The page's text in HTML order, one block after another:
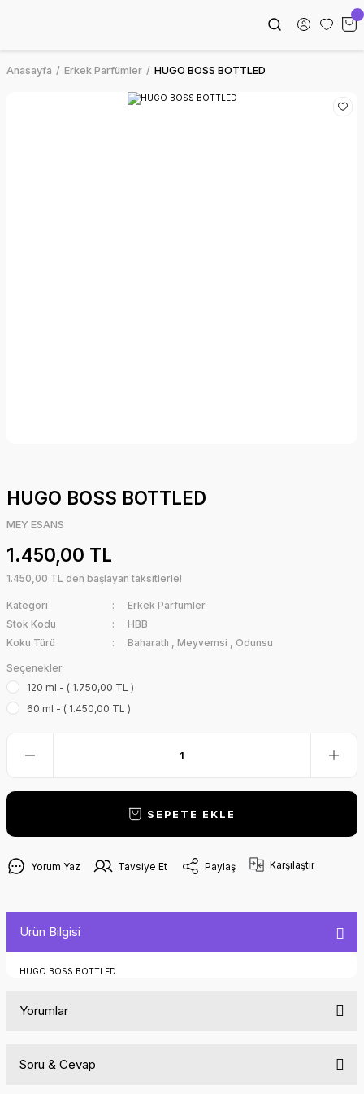
Anasayfa Erkek Parfümler HUGO BOSS BOTTLED
HUGO BOSS BOTTLED
MEY ESANS
1.450,00 TL
1.450,00 TL den başlayan taksitlerle!
Kategori
Erkek Parfümler
Stok Kodu
HBB
Koku Türü
Baharatlı , Meyvemsi , Odunsu
Seçenekler
120 ml - ( 1.750,00 TL )
60 ml - ( 1.450,00 TL )
SEPETE EKLE
Yorum Yaz Tavsiye Et Paylaş Karşılaştır
Ürün Bilgisi
HUGO BOSS BOTTLED
Yorumlar
Soru & Cevap